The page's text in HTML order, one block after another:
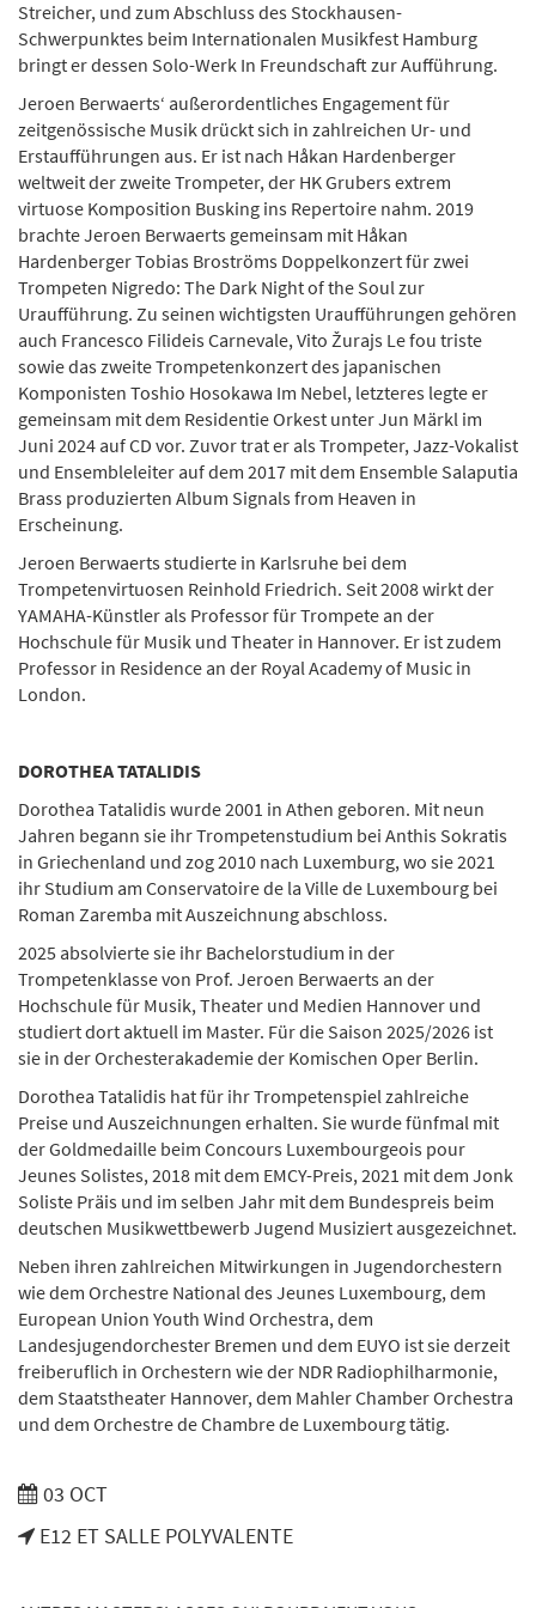
Streicher, und zum Abschluss des Stockhausen-
Schwerpunktes beim Internationalen Musikfest Hamburg
bringt er dessen Solo-Werk In Freundschaft zur Aufführung.
Jeroen Berwaerts‘ außerordentliches Engagement für
zeitgenössische Musik drückt sich in zahlreichen Ur- und
Erstaufführungen aus. Er ist nach Håkan Hardenberger
weltweit der zweite Trompeter, der HK Grubers extrem
virtuose Komposition Busking ins Repertoire nahm. 2019
brachte Jeroen Berwaerts gemeinsam mit Håkan
Hardenberger Tobias Broströms Doppelkonzert für zwei
Trompeten Nigredo: The Dark Night of the Soul zur
Uraufführung. Zu seinen wichtigsten Uraufführungen gehören
auch Francesco Filideis Carnevale, Vito Žurajs Le fou triste
sowie das zweite Trompetenkonzert des japanischen
Komponisten Toshio Hosokawa Im Nebel, letzteres legte er
gemeinsam mit dem Residentie Orkest unter Jun Märkl im
Juni 2024 auf CD vor. Zuvor trat er als Trompeter, Jazz-Vokalist
und Ensembleleiter auf dem 2017 mit dem Ensemble Salaputia
Brass produzierten Album Signals from Heaven in
Erscheinung.
Jeroen Berwaerts studierte in Karlsruhe bei dem
Trompetenvirtuosen Reinhold Friedrich. Seit 2008 wirkt der
YAMAHA-Künstler als Professor für Trompete an der
Hochschule für Musik und Theater in Hannover. Er ist zudem
Professor in Residence an der Royal Academy of Music in
London.
DOROTHEA TATALIDIS
Dorothea Tatalidis wurde 2001 in Athen geboren. Mit neun
Jahren begann sie ihr Trompetenstudium bei Anthis Sokratis
in Griechenland und zog 2010 nach Luxemburg, wo sie 2021
ihr Studium am Conservatoire de la Ville de Luxembourg bei
Roman Zaremba mit Auszeichnung abschloss.
2025 absolvierte sie ihr Bachelorstudium in der
Trompetenklasse von Prof. Jeroen Berwaerts an der
Hochschule für Musik, Theater und Medien Hannover und
studiert dort aktuell im Master. Für die Saison 2025/2026 ist
sie in der Orchesterakademie der Komischen Oper Berlin.
Dorothea Tatalidis hat für ihr Trompetenspiel zahlreiche
Preise und Auszeichnungen erhalten. Sie wurde fünfmal mit
der Goldmedaille beim Concours Luxembourgeois pour
Jeunes Solistes, 2018 mit dem EMCY-Preis, 2021 mit dem Jonk
Soliste Präis und im selben Jahr mit dem Bundespreis beim
deutschen Musikwettbewerb Jugend Musiziert ausgezeichnet.
Neben ihren zahlreichen Mitwirkungen in Jugendorchestern
wie dem Orchestre National des Jeunes Luxembourg, dem
European Union Youth Wind Orchestra, dem
Landesjugendorchester Bremen und dem EUYO ist sie derzeit
freiberuflich in Orchestern wie der NDR Radiophilharmonie,
dem Staatstheater Hannover, dem Mahler Chamber Orchestra
und dem Orchestre de Chambre de Luxembourg tätig.
03 OCT
E12 ET SALLE POLYVALENTE